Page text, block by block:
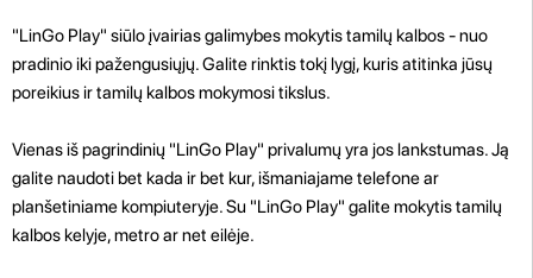
"LinGo Play" siūlo įvairias galimybes mokytis tamilų kalbos - nuo
pradinio iki pažengusiųjų. Galite rinktis tokį lygį, kuris atitinka jūsų
poreikius ir tamilų kalbos mokymosi tikslus.
Vienas iš pagrindinių "LinGo Play" privalumų yra jos lankstumas. Ją
galite naudoti bet kada ir bet kur, išmaniajame telefone ar
planšetiniame kompiuteryje. Su "LinGo Play" galite mokytis tamilų
kalbos kelyje, metro ar net eilėje.